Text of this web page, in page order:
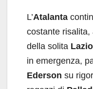
L’Atalanta
costante risalita,
della solita Lazio
in emergenza,
Ederson su